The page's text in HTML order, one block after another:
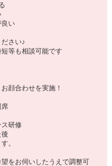
良い
さい♪
等も相談可能です
顔合わせを実施！
席
研修
。
をお伺いしたうえで調整可